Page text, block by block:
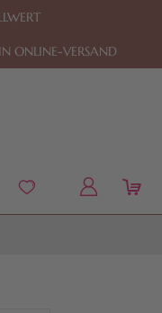
Footer springen
ONLINE-VERSAND